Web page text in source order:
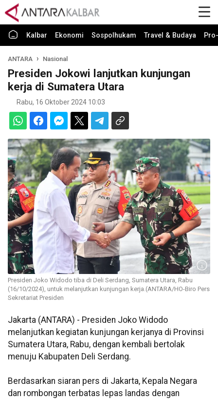
Kalbar Ekonomi Sospolhukam Travel & Budaya
ANTARA Nasional
Presiden Jokowi lanjutkan kunjungan
kerja di Sumatera Utara
Rabu, 16 Oktober 2024 10:03
Presiden Joko Widodo tiba di Deli Serdang, Sumatera Utara, Rabu
(16/10/2024), untuk melanjutkan kunjungan kerja.(ANTARA/HO-Biro Pers
Sekretariat Presiden
Jakarta (ANTARA) - Presiden Joko Widodo
melanjutkan kegiatan kunjungan kerjanya di Provinsi
Sumatera Utara, Rabu, dengan kembali bertolak
menuju Kabupaten Deli Serdang.
Berdasarkan siaran pers di Jakarta, Kepala Negara
dan rombongan terbatas lepas landas dengan